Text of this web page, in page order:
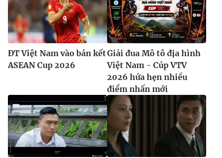
ĐT Việt Nam vào bán kết
ASEAN Cup 2026
Giải đua Mô tô địa hình
Việt Nam - Cúp VTV
2026 hứa hẹn nhiều
điểm nhấn mới